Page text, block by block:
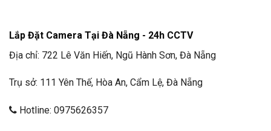
Lắp Đặt Camera Tại Đà Nẵng - 24h CCTV
Địa chỉ: 722 Lê Văn Hiến, Ngũ Hành Sơn, Đà Nẵng
Trụ sở: 111 Yên Thế, Hòa An, Cẩm Lệ, Đà Nẵng
Hotline: 0975626357